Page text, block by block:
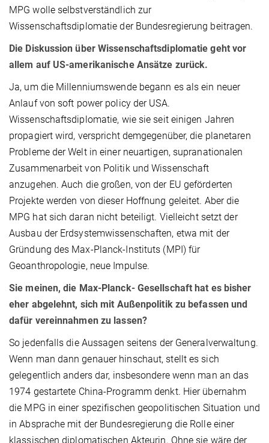
MPG wolle selbstverständlich zur
Wissenschaftsdiplomatie der Bundesregierung beitragen.
Die Diskussion über Wissenschaftsdiplomatie geht vor
allem auf US-amerikanische Ansätze zurück.
Ja, um die Millenniumswende begann es als ein neuer
Anlauf von soft power policy der USA.
Wissenschaftsdiplomatie, wie sie seit einigen Jahren
propagiert wird, verspricht demgegenüber, die planetaren
Probleme der Welt in einer neuartigen, supranationalen
Zusammenarbeit von Politik und Wissenschaft
anzugehen. Auch die großen, von der EU geförderten
Projekte werden von dieser Hoffnung geleitet. Aber die
MPG hat sich daran nicht beteiligt. Vielleicht setzt der
Ausbau der Erdsystemwissenschaften, etwa mit der
Gründung des Max-Planck-Instituts (MPI) für
Geoanthropologie, neue Impulse.
Sie meinen, die Max-Planck- Gesellschaft hat es bisher
eher abgelehnt, sich mit Außenpolitik zu befassen und
dafür vereinnahmen zu lassen?
So jedenfalls die Aussagen seitens der Generalverwaltung.
Wenn man dann genauer hinschaut, stellt es sich
gelegentlich anders dar, insbesondere wenn man an das
1974 gestartete China-Programm denkt. Hier übernahm
die MPG in einer spezifischen geopolitischen Situation und
in Absprache mit der Bundesregierung die Rolle einer
klassischen diplomatischen Akteurin. Ohne sie wäre der